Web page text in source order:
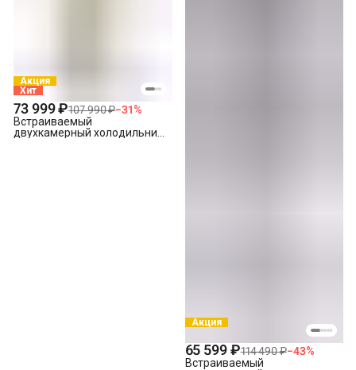
Акция
Хит
73 999 ₽107 990 ₽−31%
Встраиваемый
двухкамерный холодильник
Акция
65 599 ₽114 490 ₽−43%
Встраиваемый